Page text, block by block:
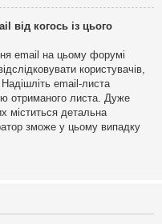
від когось із цього
email на цьому форумі
користувачів,
email-листа
отриманого листа. Дуже
міститься детальна
зможе у цьому випадку